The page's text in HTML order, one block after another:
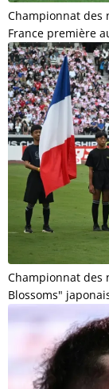
Championnat des
France première
Championnat des
Blossoms"